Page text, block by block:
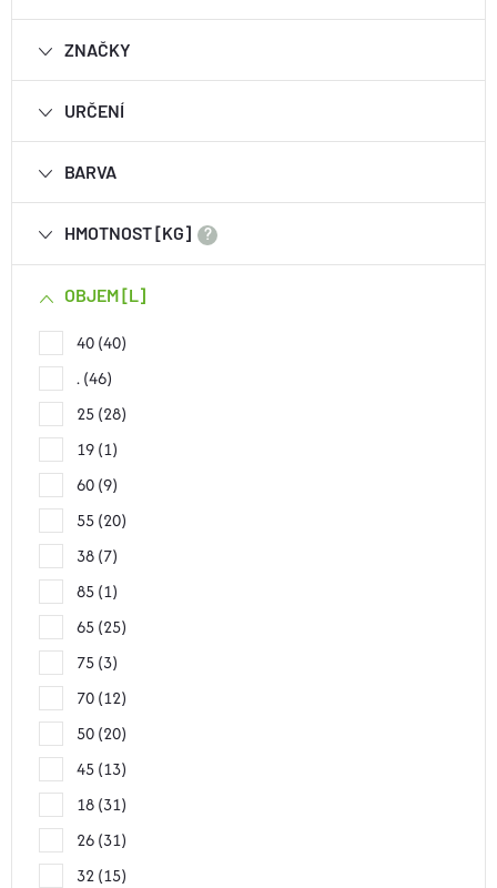
ZNAČKY
URČENÍ
BARVA
HMOTNOST [KG] ?
OBJEM [L]
40 40
. 46
25 28
19 1
60 9
55 20
38 7
85 1
65 25
75 3
70 12
50 20
45 13
18 31
26 31
32 15